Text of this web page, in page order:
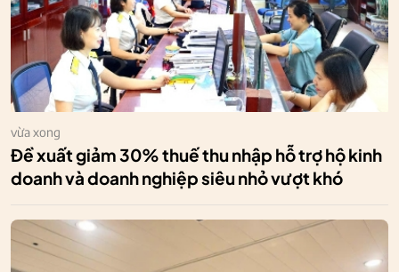
vừa xong
Đề xuất giảm 30% thuế thu nhập hỗ trợ hộ kinh
doanh và doanh nghiệp siêu nhỏ vượt khó